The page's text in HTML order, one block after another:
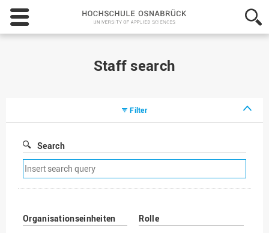
Hochschule
Osnabrück
-
Staff search
Filter
Search
Remove
search
filter
Organisationseinheiten
Rolle